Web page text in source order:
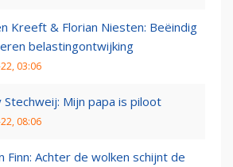
Kreeft & Florian Niesten: Beëindig
belastingontwijking
03:06
Stechweij: Mijn papa is piloot
08:06
Finn: Achter de wolken schijnt de